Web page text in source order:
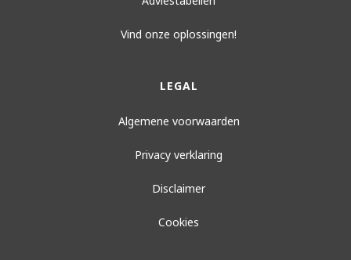
Vind onze oplossingen!
LEGAL
Algemene voorwaarden
Privacy verklaring
Disclaimer
Cookies